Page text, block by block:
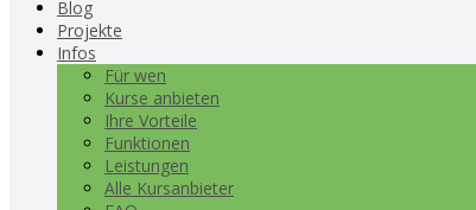
Blog
Projekte
Infos
Für wen
Kurse anbieten
Ihre Vorteile
Funktionen
Leistungen
Alle Kursanbieter